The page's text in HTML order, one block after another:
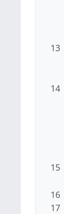
13
14
15
16
17